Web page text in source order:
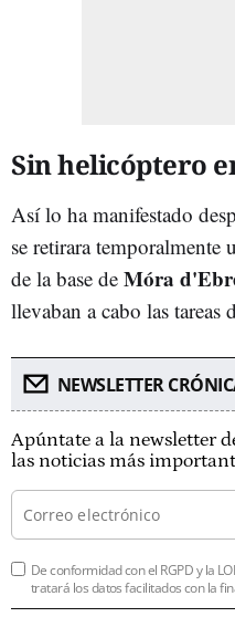
Sin helicóptero
Así lo ha manifestado
se retirara
de la base de Móra
llevaban a cabo las tareas
NEWSLETTER
Apúntate a la newsletter
las noticias más
De conformidad con el RGPD y la
tratará los datos facilitados con la